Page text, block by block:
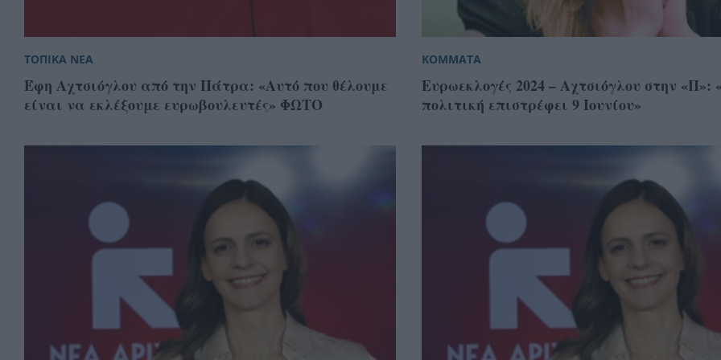
ΤΟΠΙΚΑ ΝΕΑ
Έφη Αχτσιόγλου από την Πάτρα: «Αυτό που θέλουμε
είναι να εκλέξουμε ευρωβουλευτές» ΦΩΤΟ
ΚΟΜΜΑΤΑ
Ευρωεκλογές 2024 – Αχτσιόγλου στην «Π»:
πολιτική επιστρέφει 9 Ιουνίου»